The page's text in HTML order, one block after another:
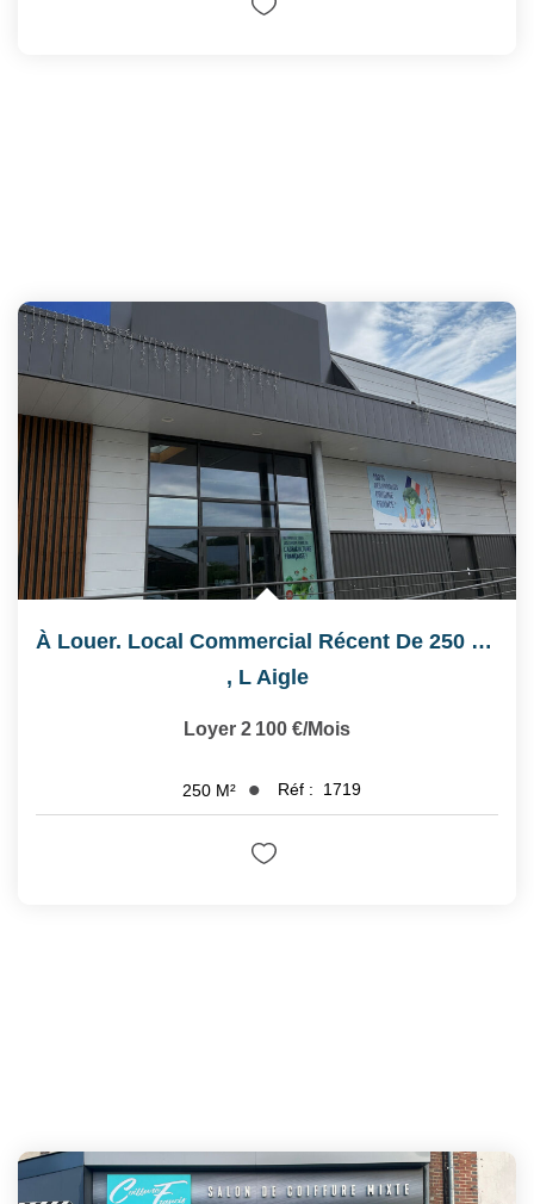
À Louer. Local Commercial Récent De 250 M² . Emplacement...
, L Aigle
Loyer 2 100 €/mois
250 M² Réf : 1719